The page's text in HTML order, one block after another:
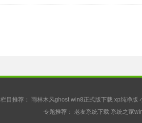
栏目推荐：雨林木风ghost win8正式版下载 xp纯净版
专题推荐： 老友系统下载 系统之家